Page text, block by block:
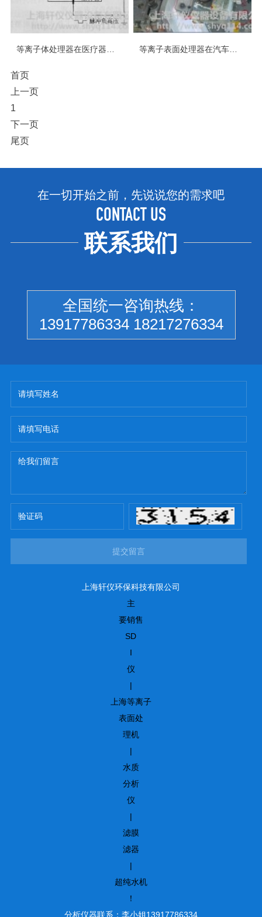
首页
上一页
1
下一页
尾页
在一切开始之前，先说说您的需求吧
CONTACT US
联系我们
全国统一咨询热线：
13917786334 18217276334
提交留言
上海轩仪环保科技有限公司
主
要销售
SD
I
仪
|
上海等离子
表面处
理机
|
水质
分析
仪
|
滤膜
滤器
|
超纯水机
！
分析仪器联系：李小姐13917786334